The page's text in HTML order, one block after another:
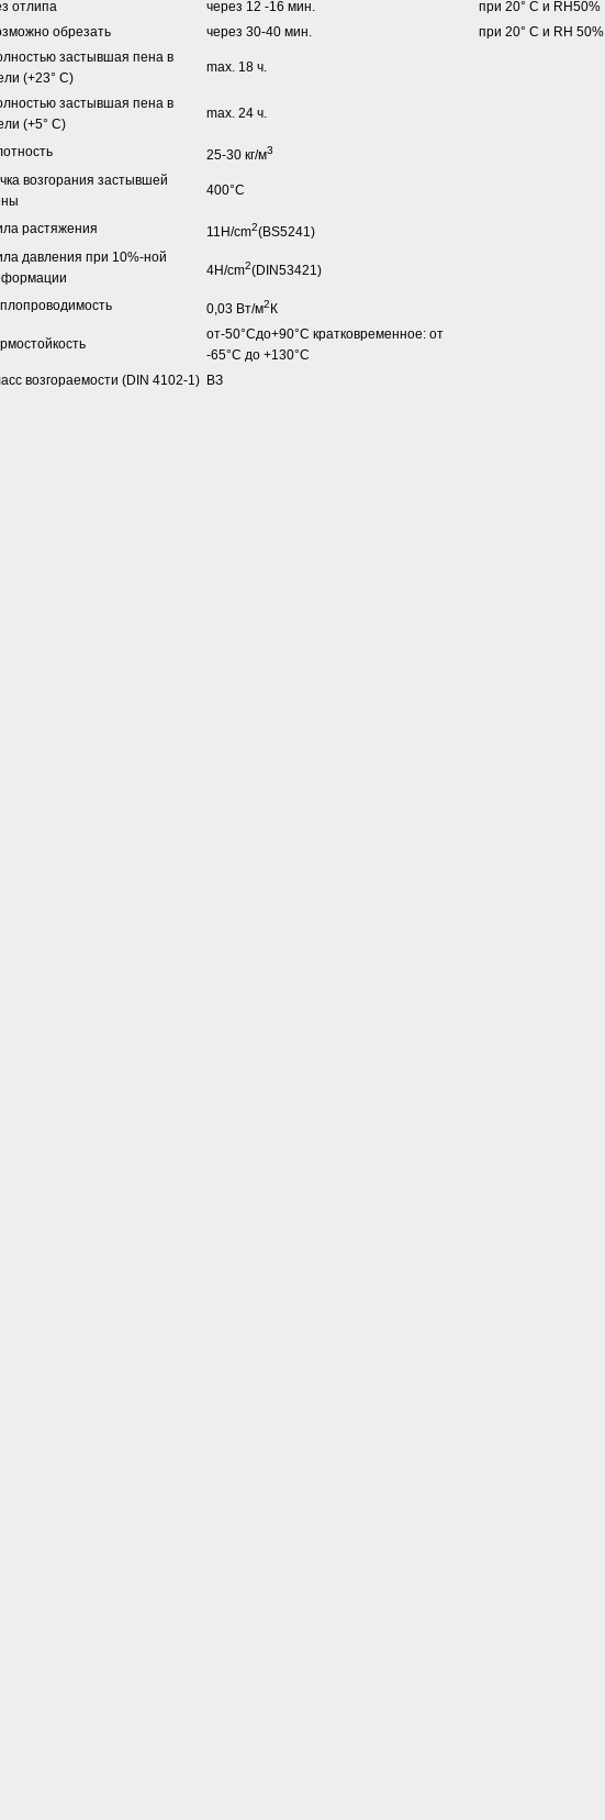
отлипа через 12 -16 мин.
при 20° С и RH50%
обрезать
через 30-40 мин.
при 20° С и RH 50%
застывшая пена в
(+23° С)
max. 18 ч.
застывшая пена в
(+5° С)
max. 24 ч.
25-30 кг/м3
возгорания застывшей
400°С
растяжения 11H/cm2(BS5241)
давления при 10%-ной
4H/cm2(DIN53421)
0,03 Вт/м2 К
от-50°Сдо+90°С кратковременное: от
-65°С до +130°С
возгораемости (DIN 4102-1) ВЗ